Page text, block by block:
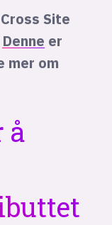
Site
Denne er
mer om
å